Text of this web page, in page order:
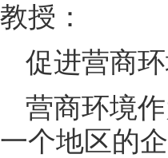
教授：
促进营商
营商环境
一个地区的